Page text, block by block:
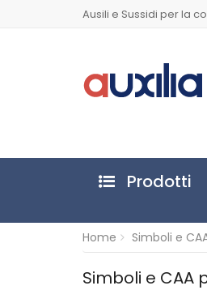
Ausili e Sussidi per la
Prodotti
Home Simboli e
Simboli e CAA